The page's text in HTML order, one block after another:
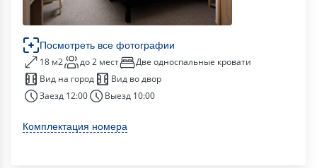
Посмотреть все фотографии
18 м2 до 2 мест
Две односпальные кровати
Вид на город
Вид во двор
Заезд 12:00
Выезд 10:00
Комплектация номера